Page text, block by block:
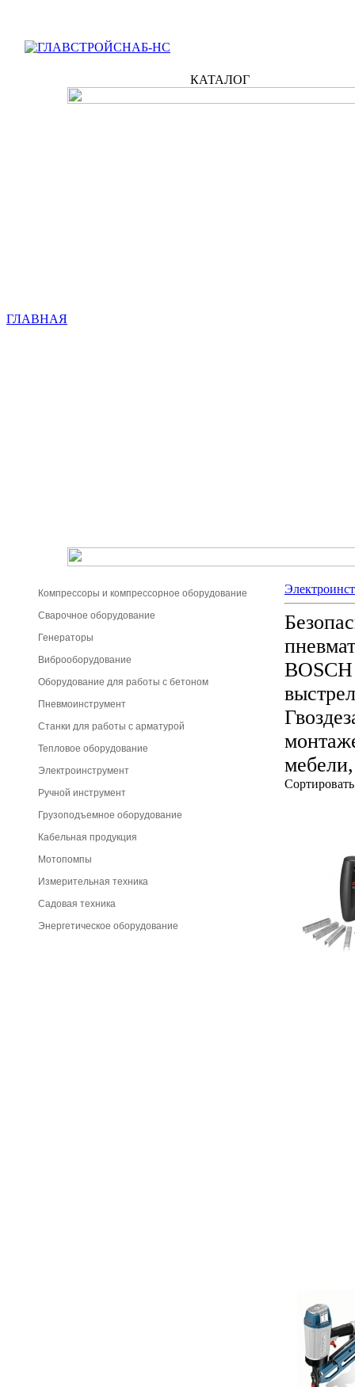
ГЛАВНАЯ
КАТАЛОГ
Компрессоры и компрессорное оборудование
Сварочное оборудование
Генераторы
Виброоборудование
Оборудование для работы с бетоном
Пневмоинструмент
Станки для работы с арматурой
Тепловое оборудование
Электроинструмент
Ручной инструмент
Грузоподъемное оборудование
Кабельная продукция
Мотопомпы
Измерительная техника
Садовая техника
Энергетическое оборудование